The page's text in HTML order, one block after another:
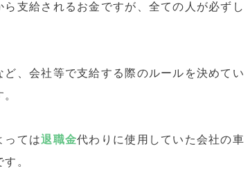
支給されるお金ですが、全ての人が必ずし
、会社等で支給する際のルールを決めてい
っては退職金代わりに使用していた会社の車
。